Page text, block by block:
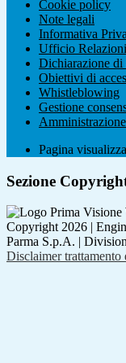
Cookie policy
Note legali
Informativa
Ufficio
Dichiarazione di
Obiettivi di
Whistleblowing
Gestione
Pagina
Sezione
Copyright 2026 |
Parma S.p.A. |
Disclaimer trattamento